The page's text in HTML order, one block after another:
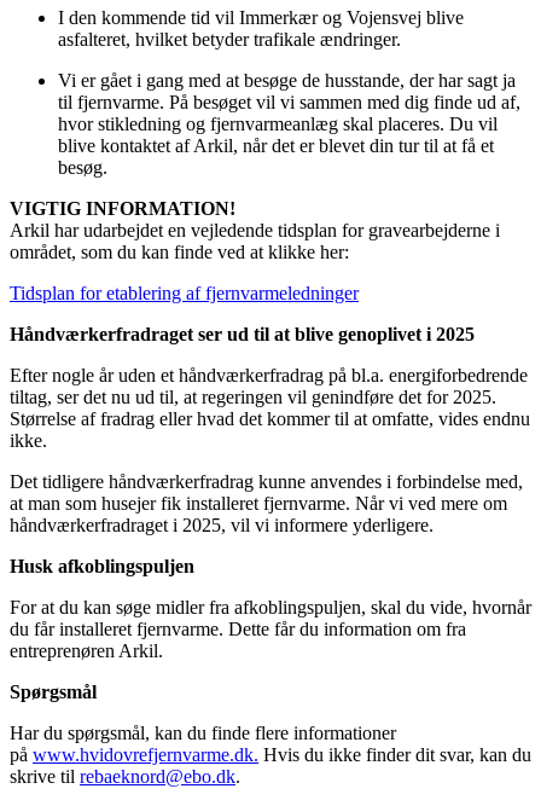
I den kommende tid vil Immerkær og Vojensvej blive
asfalteret, hvilket betyder trafikale ændringer.
Vi er gået i gang med at besøge de husstande, der har sagt ja
til fjernvarme. På besøget vil vi sammen med dig finde ud af,
hvor stikledning og fjernvarmeanlæg skal placeres. Du vil
blive kontaktet af Arkil, når det er blevet din tur til at få et
besøg.
VIGTIG INFORMATION!
Arkil har udarbejdet en vejledende tidsplan for gravearbejderne i
området, som du kan finde ved at klikke her:
Tidsplan for etablering af fjernvarmeledninger
Håndværkerfradraget ser ud til at blive genoplivet i 2025
Efter nogle år uden et håndværkerfradrag på bl.a. energiforbedrende
tiltag, ser det nu ud til, at regeringen vil genindføre det for 2025.
Størrelse af fradrag eller hvad det kommer til at omfatte, vides endnu
ikke.
Det tidligere håndværkerfradrag kunne anvendes i forbindelse med,
at man som husejer fik installeret fjernvarme. Når vi ved mere om
håndværkerfradraget i 2025, vil vi informere yderligere.
Husk afkoblingspuljen
For at du kan søge midler fra afkoblingspuljen, skal du vide, hvornår
du får installeret fjernvarme. Dette får du information om fra
entreprenøren Arkil.
Spørgsmål
Har du spørgsmål, kan du finde flere informationer
på www.hvidovrefjernvarme.dk. Hvis du ikke finder dit svar, kan du
skrive til rebaeknord@ebo.dk.